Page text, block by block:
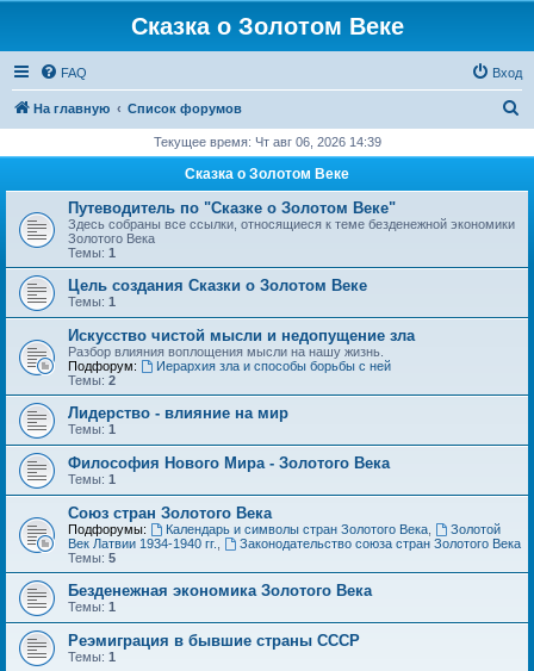
Сказка о Золотом Веке
FAQ Вход
На главную Список форумов
с
Текущее время: Чт авг 06, 2026 14:39
Сказка о Золотом Веке
Путеводитель по "Сказке о Золотом Веке"
Здесь собраны все ссылки, относящиеся к теме безденежной экономики
Золотого Века
Темы: 1
Цель создания Сказки о Золотом Веке
Темы: 1
Искусство чистой мысли и недопущение зла
Разбор влияния воплощения мысли на нашу жизнь.
Подфорум:
Иерархия зла и способы борьбы с ней
Темы: 2
Лидерство - влияние на мир
Темы: 1
Философия Нового Мира - Золотого Века
Темы: 1
Cоюз стран Золотого Века
Подфорумы: Календарь и символы стран Золотого Века,
Золотой
Век Латвии 1934-1940 гг.
Законодательство союза стран Золотого Века
Темы: 5
Безденежная экономика Золотого Века
Темы: 1
Реэмиграция в бывшие страны СССР
Темы: 1